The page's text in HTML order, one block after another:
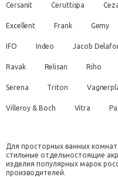
Cersanit Ceruttispa
Excellent Frank Gemy
IFO Indeo Jacob
Ravak Relisan Riho
Serena Triton
Villeroy & Boch Vitra
Для просторных ванных
стильные отдельностоящие
изделия популярных марок
производителей.